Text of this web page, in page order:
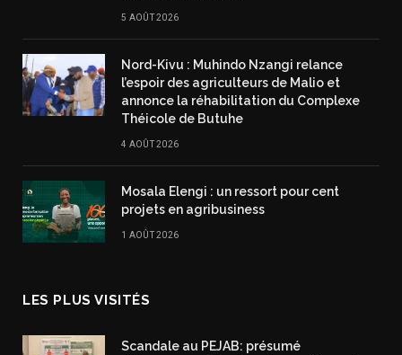
5 AOÛT 2026
Nord-Kivu : Muhindo Nzangi relance
l’espoir des agriculteurs de Malio et
annonce la réhabilitation du Complexe
Théicole de Butuhe
4 AOÛT 2026
Mosala Elengi : un ressort pour cent
projets en agribusiness
1 AOÛT 2026
LES PLUS VISITÉS
Scandale au PEJAB: présumé